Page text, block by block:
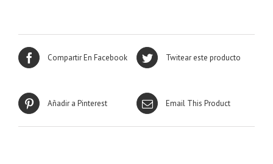
Compartir En Facebook Twitear este producto
Añadir a Pinterest Email This Product